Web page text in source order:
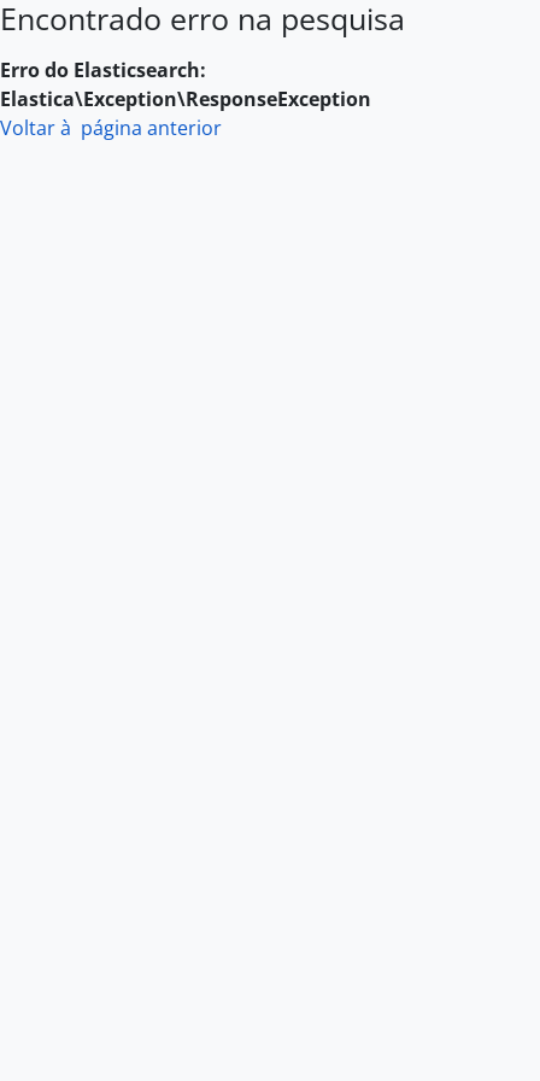
Skip to main content
Encontrado erro na pesquisa
Erro do Elasticsearch:
Elastica\Exception\ResponseException
Voltar à página anterior